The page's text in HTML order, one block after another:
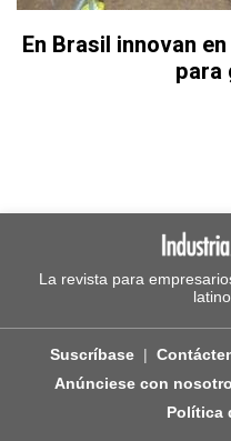
En Brasil innovan
para
La revista para
Suscríbase
Anúnciese con
Política